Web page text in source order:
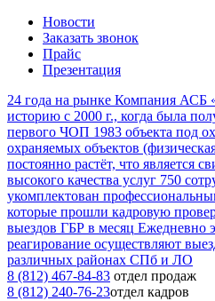
Новости
Заказать звонок
Прайс
Презентация
24 года на рынке Компания АСБ
историю с 2000 г., когда была
первого ЧОП 1983 объекта под
охраняемых объектов
постоянно растёт, что является
высокого качества услуг 750
укомплектован
которые прошли кадровую
выездов ГБР в месяц Ежедневно
реагирование осуществляют
различных районах СПб и ЛО
8 (812) 467-84-83 отдел продаж
8 (812) 240-76-23отдел кадров